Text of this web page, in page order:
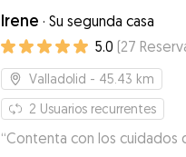
teniendo. Maya se la vio
estuvieron jugando como si
desde el primer minuto.
Beatriz a todos los que
peludos con ella. Mil gracias
Irene · Su segunda casa
5.0 (27
Valladolid - 45.43 km
2 Usuarios recurrentes
“Contenta con los cuidados